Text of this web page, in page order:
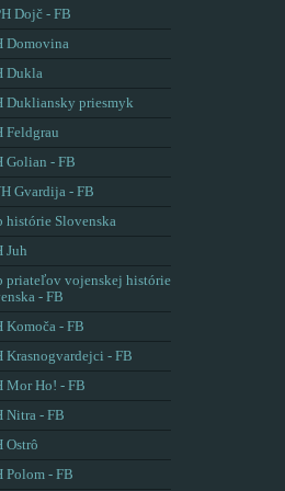
Dojč - FB
Domovina
Dukla
Dukliansky priesmyk
Feldgrau
Golian - FB
Gvardija - FB
histórie Slovenska
Juh
priateľov vojenskej histórie
- FB
Komoča - FB
Krasnogvardejci - FB
Mor Ho! - FB
Nitra - FB
Ostrô
Polom - FB